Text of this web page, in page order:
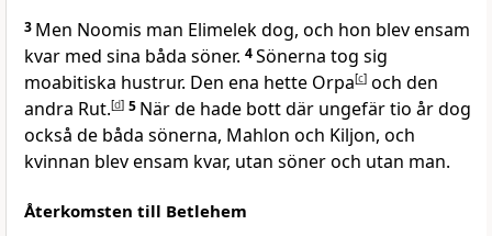
3 Men Noomis man Elimelek dog, och hon blev ensam
kvar med sina båda söner. 4Sönerna tog sig
moabitiska hustrur. Den ena hette Orpa[c] och den
andra Rut.[d] 5 När de hade bott där ungefär tio år dog
också de båda sönerna, Mahlon och Kiljon, och
kvinnan blev ensam kvar, utan söner och utan man.
Återkomsten till Betlehem